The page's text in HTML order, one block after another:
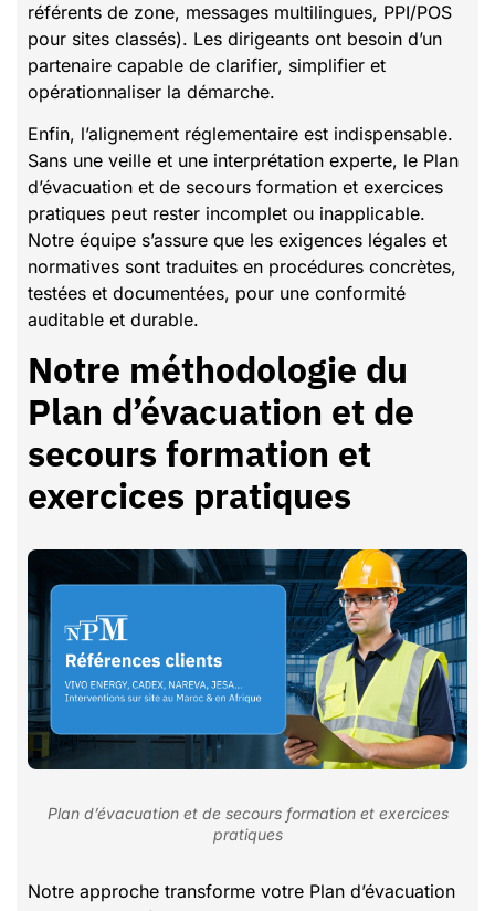
référents de zone, messages multilingues, PPI/POS
pour sites classés). Les dirigeants ont besoin d’un
partenaire capable de clarifier, simplifier et
opérationnaliser la démarche.
Enfin, l’alignement réglementaire est indispensable.
Sans une veille et une interprétation experte, le Plan
d’évacuation et de secours formation et exercices
pratiques peut rester incomplet ou inapplicable.
Notre équipe s’assure que les exigences légales et
normatives sont traduites en procédures concrètes,
testées et documentées, pour une conformité
auditable et durable.
Notre méthodologie du
Plan d’évacuation et de
secours formation et
exercices pratiques
Plan d’évacuation et de secours formation et exercices
pratiques
Notre approche transforme votre Plan d’évacuation